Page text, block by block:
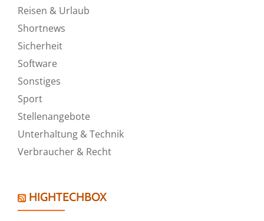
Reisen & Urlaub
Shortnews
Sicherheit
Software
Sonstiges
Sport
Stellenangebote
Unterhaltung & Technik
Verbraucher & Recht
HIGHTECHBOX